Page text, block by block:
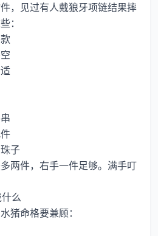
，见过有人戴狼牙项链结果摔
：
子
两件，右手一件足够。满手叮
么
猪命格要兼顾：